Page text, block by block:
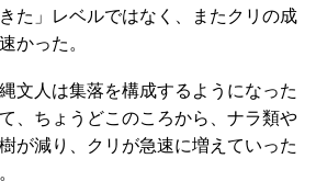
た」レベルではなく、またクリの成
かった。
文人は集落を構成するようになった
、ちょうどこのころから、ナラ類や
が減り、クリが急速に増えていった